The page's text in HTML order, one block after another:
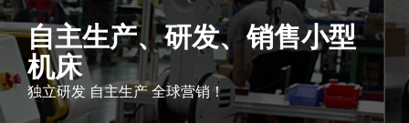
自主生产、研发、销售小型
机床
独立研发 自主生产 全球营销！